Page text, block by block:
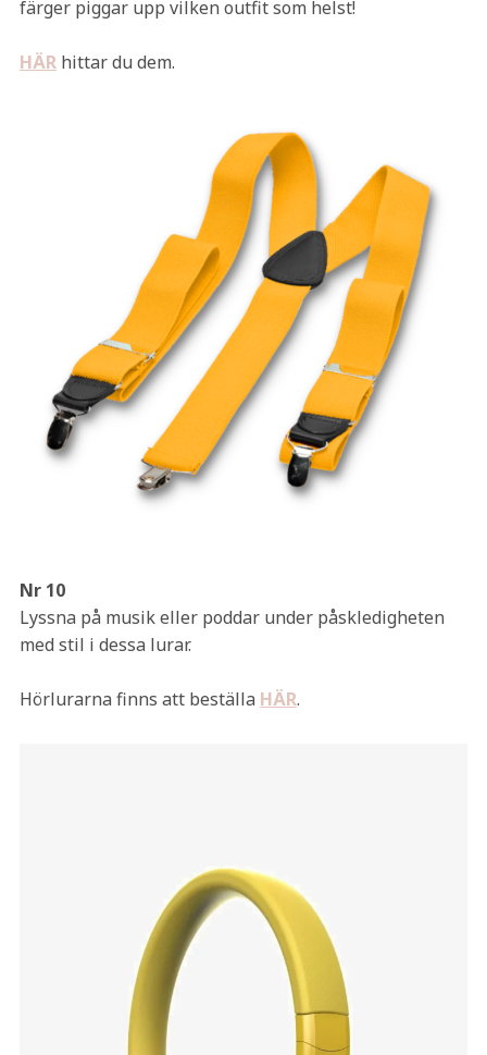
färger piggar upp vilken outfit som helst!
HÄRhittar du dem.
Nr 10
Lyssna på musik eller poddar under påskledigheten
med stil i dessa lurar.
Hörlurarna finns att beställa HÄR.